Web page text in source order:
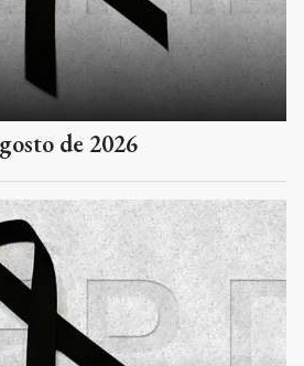
de 2026